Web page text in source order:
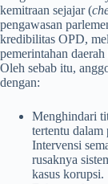
kemitraan sejajar (
pengawasan
kredibilitas OPD,
pemerintahan
Oleh sebab itu,
dengan:
Menghindari
tertentu dalam
Intervensi
rusaknya
kasus korupsi.